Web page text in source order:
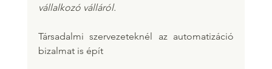
vállalkozó válláról.
Társadalmi szervezeteknél az automatizáció
bizalmat is épít